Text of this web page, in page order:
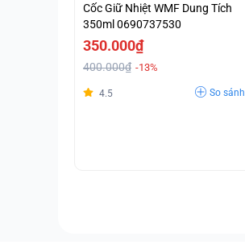
Cốc Giữ Nhiệt WMF Dung Tích
350ml 0690737530
350.000₫
400.000₫ -13%
4.5 So sánh